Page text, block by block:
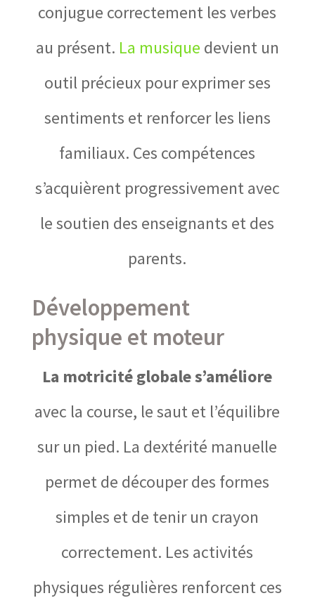
conjugue correctement les verbes
au présent. La musique devient un
outil précieux pour exprimer ses
sentiments et renforcer les liens
familiaux. Ces compétences
s’acquièrent progressivement avec
le soutien des enseignants et des
parents.
Développement
physique et moteur
La motricité globale s’améliore
avec la course, le saut et l’équilibre
sur un pied. La dextérité manuelle
permet de découper des formes
simples et de tenir un crayon
correctement. Les activités
physiques régulières renforcent ces